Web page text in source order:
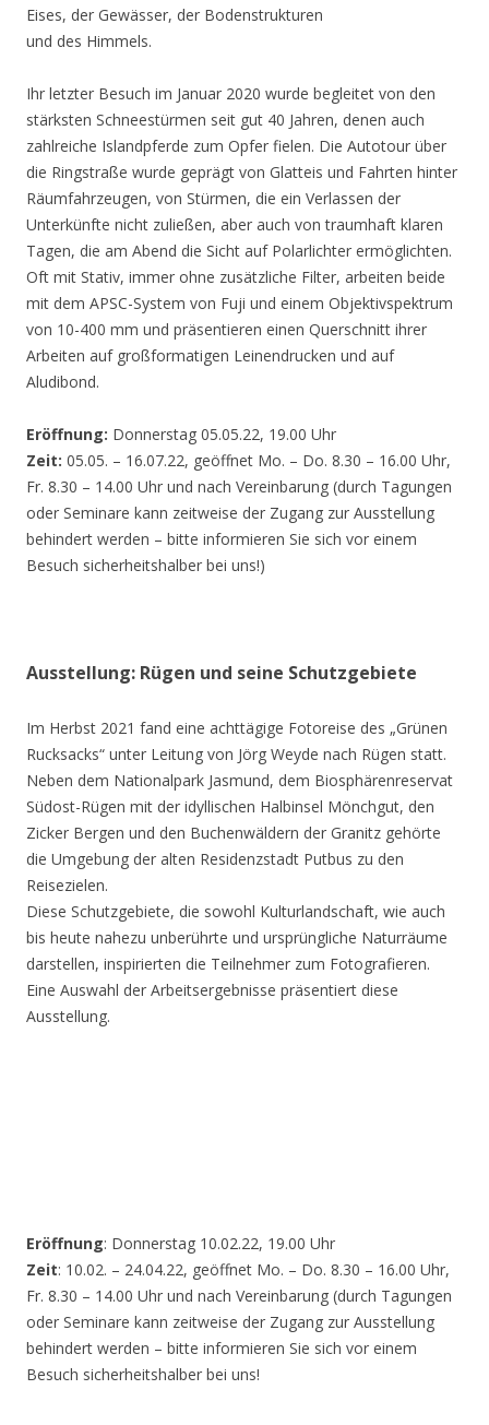
Eises, der Gewässer, der Bodenstrukturen
und des Himmels.
Ihr letzter Besuch im Januar 2020 wurde begleitet von den
stärksten Schneestürmen seit gut 40 Jahren, denen auch
zahlreiche Islandpferde zum Opfer fielen. Die Autotour über
die Ringstraße wurde geprägt von Glatteis und Fahrten hinter
Räumfahrzeugen, von Stürmen, die ein Verlassen der
Unterkünfte nicht zuließen, aber auch von traumhaft klaren
Tagen, die am Abend die Sicht auf Polarlichter ermöglichten.
Oft mit Stativ, immer ohne zusätzliche Filter, arbeiten beide
mit dem APSC-System von Fuji und einem Objektivspektrum
von 10-400 mm und präsentieren einen Querschnitt ihrer
Arbeiten auf großformatigen Leinendrucken und auf
Aludibond.
Eröffnung: Donnerstag 05.05.22, 19.00 Uhr
Zeit: 05.05. – 16.07.22, geöffnet Mo. – Do. 8.30 – 16.00 Uhr,
Fr. 8.30 – 14.00 Uhr und nach Vereinbarung (durch Tagungen
oder Seminare kann zeitweise der Zugang zur Ausstellung
behindert werden – bitte informieren Sie sich vor einem
Besuch sicherheitshalber bei uns!)
Ausstellung: Rügen und seine Schutzgebiete
Im Herbst 2021 fand eine achttägige Fotoreise des „Grünen
Rucksacks“ unter Leitung von Jörg Weyde nach Rügen statt.
Neben dem Nationalpark Jasmund, dem Biosphärenreservat
Südost-Rügen mit der idyllischen Halbinsel Mönchgut, den
Zicker Bergen und den Buchenwäldern der Granitz gehörte
die Umgebung der alten Residenzstadt Putbus zu den
Reisezielen.
Diese Schutzgebiete, die sowohl Kulturlandschaft, wie auch
bis heute nahezu unberührte und ursprüngliche Naturräume
darstellen, inspirierten die Teilnehmer zum Fotografieren.
Eine Auswahl der Arbeitsergebnisse präsentiert diese
Ausstellung.
Eröffnung: Donnerstag 10.02.22, 19.00 Uhr
Zeit: 10.02. – 24.04.22, geöffnet Mo. – Do. 8.30 – 16.00 Uhr,
Fr. 8.30 – 14.00 Uhr und nach Vereinbarung (durch Tagungen
oder Seminare kann zeitweise der Zugang zur Ausstellung
behindert werden – bitte informieren Sie sich vor einem
Besuch sicherheitshalber bei uns!